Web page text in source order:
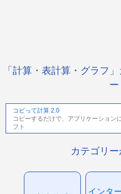
「計算・表計算・グラフ
ー
コピって計算 2.0
コピーするだけで、アプリケーション
フト
カテゴリ
インタ